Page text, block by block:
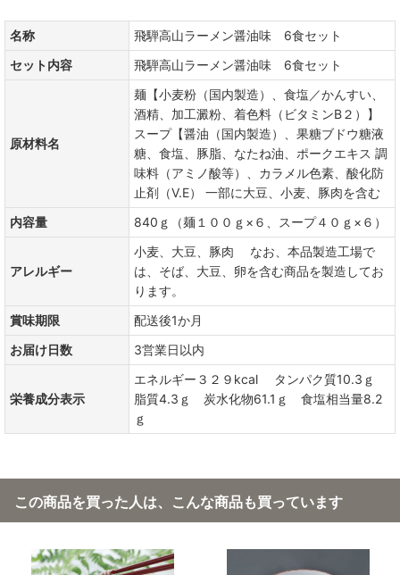
名称
飛騨高山ラーメン醤油味 6食セット
セット内容
飛騨高山ラーメン醤油味 6食セット
原材料名
麺【小麦粉（国内製造）、食塩／かんすい、
酒精、加工澱粉、着色料（ビタミンB２）】
スープ【醤油（国内製造）、果糖ブドウ糖液
糖、食塩、豚脂、なたね油、ポークエキス 調
味料（アミノ酸等）、カラメル色素、酸化防
止剤（V.E） 一部に大豆、小麦、豚肉を含む
内容量
840ｇ（麺１００ｇ×６、スープ４０ｇ×６）
アレルギー
小麦、大豆、豚肉 なお、本品製造工場で
は、そば、大豆、卵を含む商品を製造してお
ります。
賞味期限
配送後1か月
お届け日数
3営業日以内
栄養成分表示
エネルギー３２９kcal タンパク質10.3ｇ
脂質4.3ｇ 炭水化物61.1ｇ 食塩相当量8.2
ｇ
この商品を買った人は、こんな商品も買っています